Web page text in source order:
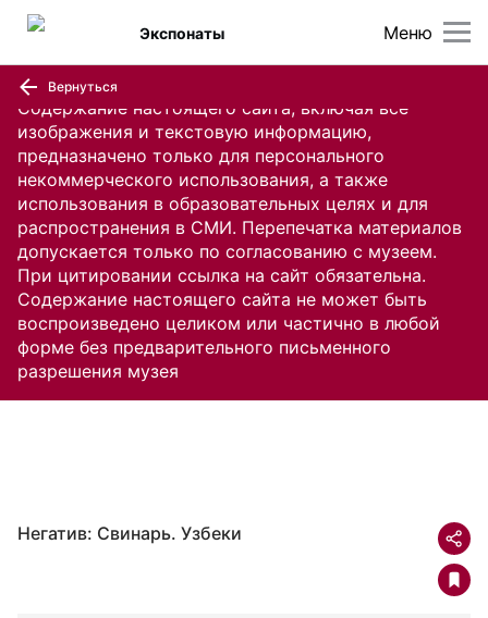
Содержание настоящего сайта, включая все
изображения и текстовую информацию,
предназначено только для персонального
некоммерческого использования, а также
использования в образовательных целях и для
распространения в СМИ. Перепечатка материалов
допускается только по согласованию с музеем.
При цитировании ссылка на сайт обязательна.
Содержание настоящего сайта не может быть
воспроизведено целиком или частично в любой
форме без предварительного письменного
разрешения музея
Меню
Экспонаты
Вернуться
Негатив: Свинарь. Узбеки